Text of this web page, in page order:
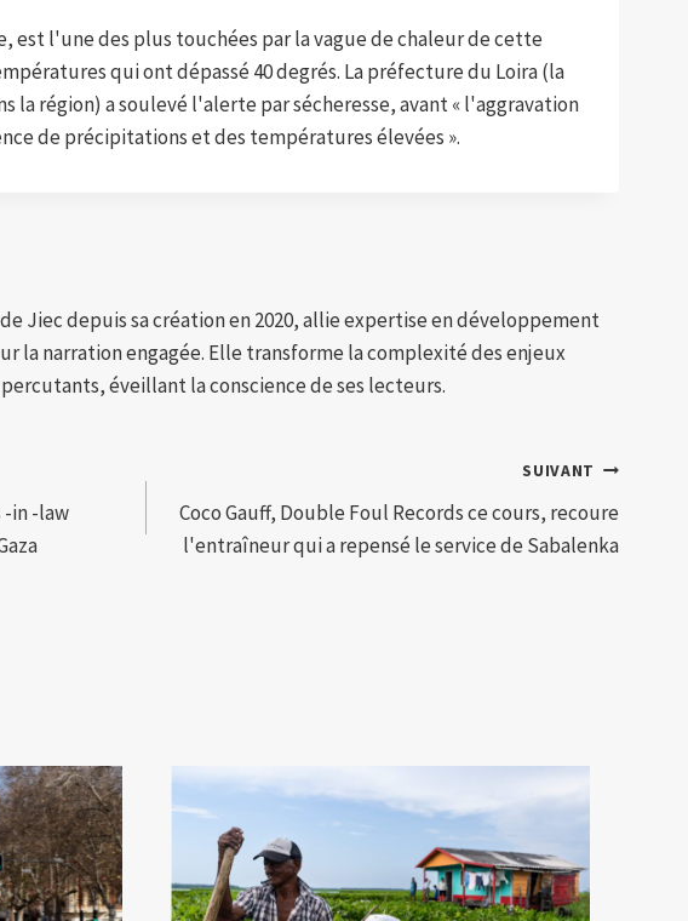
est l'une des plus touchées par la vague de chaleur de cette
qui ont dépassé 40 degrés. La préfecture du Loira (la
la région) a soulevé l'alerte par sécheresse, avant « l'aggravation
de précipitations et des températures élevées ».
Jiec depuis sa création en 2020, allie expertise en développement
la narration engagée. Elle transforme la complexité des enjeux
éveillant la conscience de ses lecteurs.
-in -law
SUIVANT
Coco Gauff, Double Foul Records ce cours, recoure
l'entraîneur qui a repensé le service de Sabalenka